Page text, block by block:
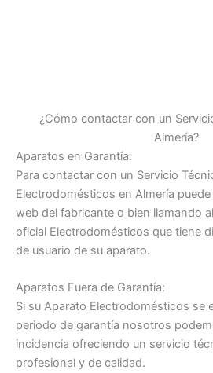
¿Cómo contactar con un
Almería?
Aparatos en Garantía:
Para contactar con un Servicio
Electrodomésticos en Almería
web del fabricante o bien llamando
oficial Electrodomésticos que tiene
de usuario de su aparato.
Aparatos Fuera de Garantía:
Si su Aparato Electrodomésticos se
periodo de garantía nosotros
incidencia ofreciendo un servicio
profesional y de calidad.